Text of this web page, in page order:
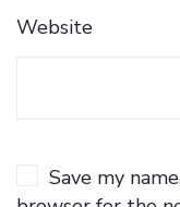
Website
Save my